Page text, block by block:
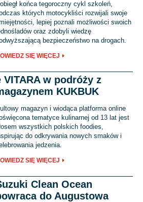
końca tegoroczny cykl szkoleń,
których motocykliści rozwijali swoje
lepiej poznali możliwości swoich
oraz zdobyli wiedzę
bezpieczeństwo na drogach.
SIĘ WIĘCEJ
VITARA w podróży z
KUKBUK
magazyn i wiodąca platforma online
tematyce kulinarnej od 13 lat jest
wszystkich polskich foodies,
do odkrywania nowych smaków i
jedzenia.
SIĘ WIĘCEJ
Clean Ocean
do Augustowa